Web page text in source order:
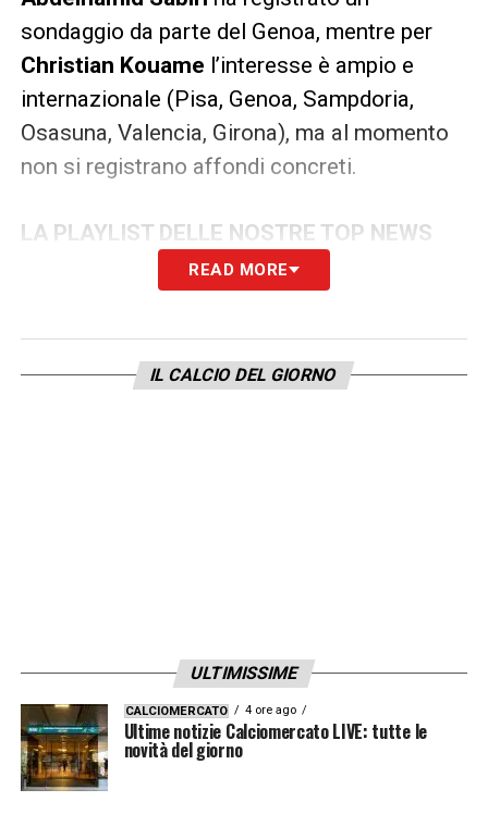
sondaggio da parte del Genoa, mentre per
Christian Kouame l’interesse è ampio e
internazionale (Pisa, Genoa, Sampdoria,
Osasuna, Valencia, Girona), ma al momento
non si registrano affondi concreti.
LA PLAYLIST DELLE NOSTRE TOP NEWS
READ MORE
IL CALCIO DEL GIORNO
ULTIMISSIME
CALCIOMERCATO 4 ore ago
Ultime notizie Calciomercato LIVE: tutte le
novità del giorno